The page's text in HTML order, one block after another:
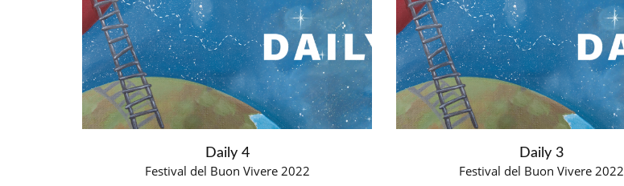
Daily 4
Festival del Buon Vivere 2022
Daily 3
Festival del Buon Vivere 2022